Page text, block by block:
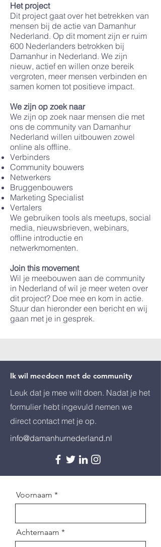
Het project
Dit project gaat over het betrekken van
mensen bij de actie van Damanhur
Nederland. Op dit moment zijn er ruim
600 Nederlanders betrokken bij
Damanhur in Nederland. We zijn
nieuw, actief en willen onze bereik
vergroten, meer mensen verbinden en
samen komen tot positieve impact.
We zijn op zoek naar
We zijn op zoek naar mensen die met
ons de community van Damanhur
Nederland willen uitbouwen zowel
online als offline.
Verbinders
Community bouwers
Netwerkers
Bruggenbouwers
Marketing Specialist
Vertalers
We gebruiken tools als meetups, social
media, nieuwsbrieven, webinars,
offline introductie en
netwerkmomenten.
Join this movement
Wil je meebouwen aan de community
in Nederland of wil je meer weten over
dit project? Doe mee en kom in actie.
Stuur dan hieronder een bericht en wij
gaan met je in gesprek.
Ik wil meedoen met de community
Leuk dat je mee wilt doen. Nadat je het
formulier hebt ingevuld nemen we
direct contact met je op.
info@damanhurnederland.nl
Voornaam
Achternaam